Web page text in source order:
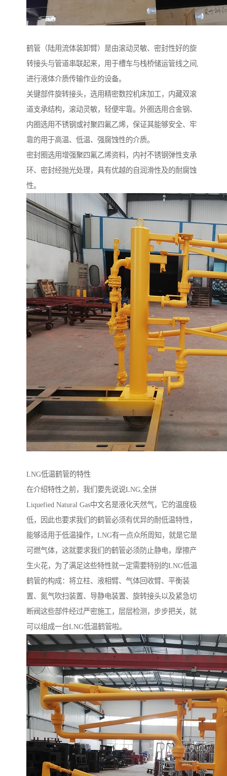
鹤管（陆用流体装卸臂）是由滚动灵敏、密封性好的旋
转接头与管道串联起来，用于槽车与栈桥储运管线之间,
进行液体介质传输作业的设备。
关键部件旋转接头，选用精密数控机床加工，内藏双滚
道支承结构，滚动灵敏，轻便牢靠。外圈选用合金钢、
内圈选用不锈钢或衬聚四氟乙烯，保证其能够安全、牢
靠的用于高温、低温、强腐蚀性的介质。
密封圈选用增强聚四氟乙烯资料，内衬不锈钢弹性支承
环、密封经抛光处理，具有优越的自润滑性及的耐腐蚀
性。
LNG低温鹤管的特性
在介绍特性之前，我们要先说说LNG,全拼
Liquefied Natural Gas中文名是液化天然气，它的温度极
低，因此也要求我们的鹤管必须有优异的耐低温特性，
能够适用于低温操作，LNG有一点众所周知，就是它是
可燃气体，这就要求我们的鹤管必须防止静电，摩擦产
生火花，为了满足这些特性就一定需要特别的LNG低温
鹤管的构成：将立柱、液相臂、气体回收臂、平衡装
置、氮气吹扫装置、导静电装置、旋转接头以及紧急切
断阀这些部件经过严密施工，层层检测，步步把关，就
可以组成一台LNG低温鹤管啦。